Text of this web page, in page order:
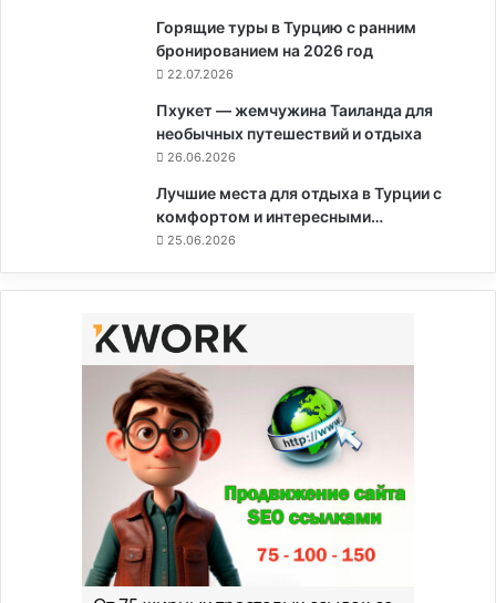
Горящие туры в Турцию с ранним
бронированием на 2026 год
22.07.2026
Пхукет — жемчужина Таиланда для
необычных путешествий и отдыха
26.06.2026
Лучшие места для отдыха в Турции с
комфортом и интересными…
25.06.2026